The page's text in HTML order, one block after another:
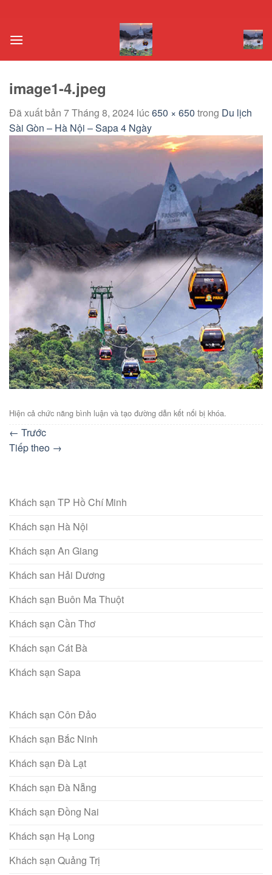
nội
image1-4.jpeg
Đã xuất bản 7 Tháng 8, 2024 lúc650 × 650 trong Du lịch
Sài Gòn – Hà Nội – Sapa 4 Ngày
Hiện cả chức năng bình luận và tạo đường dẫn kết nối bị khóa.
← Trước
Tiếp theo →
Khách sạn TP Hồ Chí Minh
Khách sạn Hà Nội
Khách sạn An Giang
Khách san Hải Dương
Khách sạn Buôn Ma Thuột
Khách sạn Cần Thơ
Khách sạn Cát Bà
Khách sạn Sapa
Khách sạn Côn Đảo
Khách sạn Bắc Ninh
Khách sạn Đà Lạt
Khách sạn Đà Nẵng
Khách sạn Đồng Nai
Khách sạn Hạ Long
Khách sạn Quảng Trị